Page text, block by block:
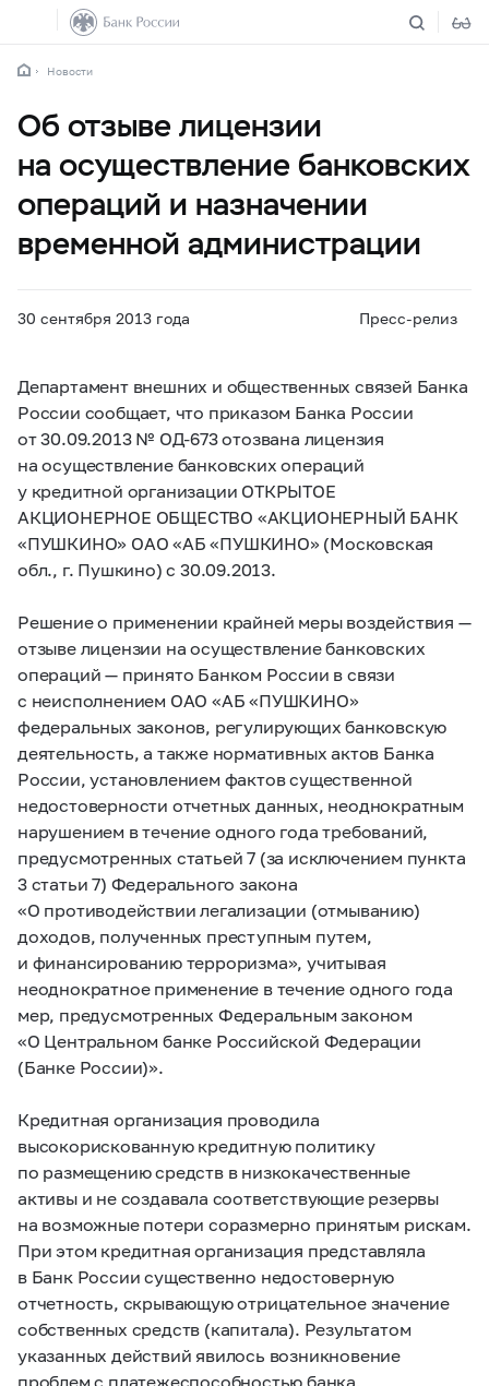
Новости
Об отзыве лицензии
на осуществление банковских
операций и назначении
временной администрации
30 сентября 2013 года Пресс-релиз
Департамент внешних и общественных связей Банка
России сообщает, что приказом Банка России
от 30.09.2013 № ОД-673 отозвана лицензия
на осуществление банковских операций
у кредитной организации ОТКРЫТОЕ
АКЦИОНЕРНОЕ ОБЩЕСТВО «АКЦИОНЕРНЫЙ БАНК
«ПУШКИНО» ОАО «АБ «ПУШКИНО» (Московская
обл., г. Пушкино) с 30.09.2013.
Решение о применении крайней меры воздействия —
отзыве лицензии на осуществление банковских
операций — принято Банком России в связи
с неисполнением ОАО «АБ «ПУШКИНО»
федеральных законов, регулирующих банковскую
деятельность, а также нормативных актов Банка
России, установлением фактов существенной
недостоверности отчетных данных, неоднократным
нарушением в течение одного года требований,
предусмотренных статьей 7 (за исключением пункта
3 статьи 7) Федерального закона
«О противодействии легализации (отмыванию)
доходов, полученных преступным путем,
и финансированию терроризма», учитывая
неоднократное применение в течение одного года
мер, предусмотренных Федеральным законом
«О Центральном банке Российской Федерации
(Банке России)».
Кредитная организация проводила
высокорискованную кредитную политику
по размещению средств в низкокачественные
активы и не создавала соответствующие резервы
на возможные потери соразмерно принятым рискам.
При этом кредитная организация представляла
в Банк России существенно недостоверную
отчетность, скрывающую отрицательное значение
собственных средств (капитала). Результатом
указанных действий явилось возникновение
проблем с платежеспособностью банка,